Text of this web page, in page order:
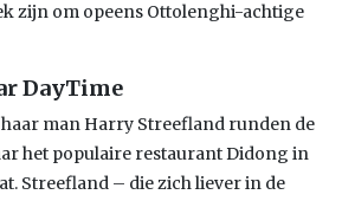
zijn om opeens Ottolenghi-achtige
DayTime
man Harry Streefland runden de
het populaire restaurant Didong in
Streefland – die zich liever in de